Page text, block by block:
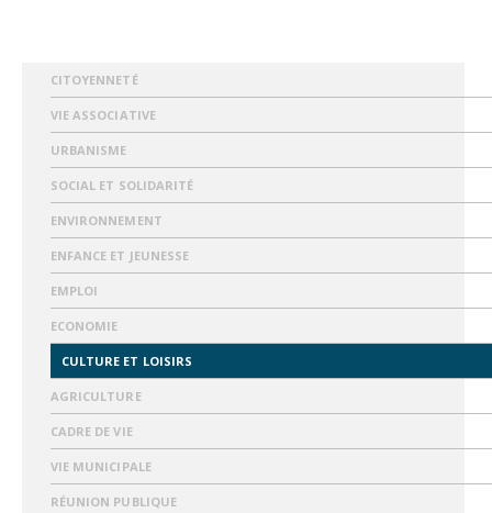
CITOYENNETÉ
VIE ASSOCIATIVE
URBANISME
SOCIAL ET SOLIDARITÉ
ENVIRONNEMENT
ENFANCE ET JEUNESSE
EMPLOI
ECONOMIE
CULTURE ET LOISIRS
AGRICULTURE
CADRE DE VIE
VIE MUNICIPALE
RÉUNION PUBLIQUE